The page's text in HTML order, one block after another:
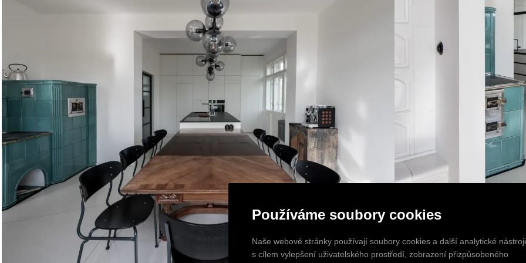
Používáme soubory cookies
Naše webové stránky používají soubory cookies a další analytické
s cílem vylepšení uživatelského prostředí, zobrazení přizpůsobeného